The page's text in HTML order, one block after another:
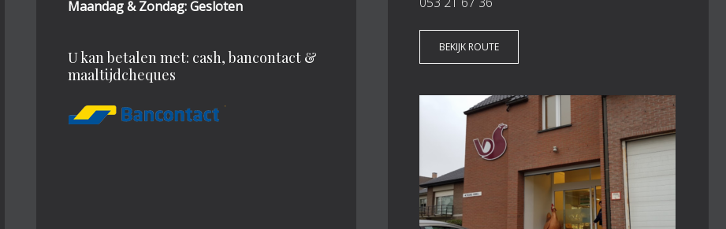
Maandag & Zondag: Gesloten
U kan betalen met: cash, bancontact &
maaltijdcheques
BEKIJK ROUTE